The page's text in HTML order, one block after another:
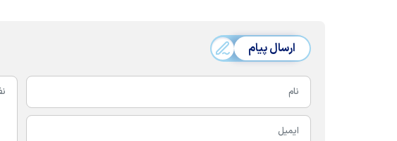
ارسال پیام